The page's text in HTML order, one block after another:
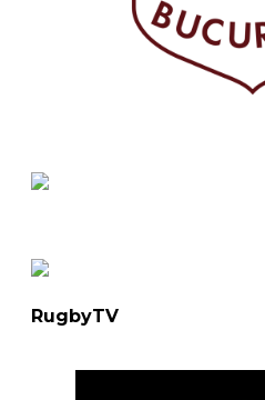
RugbyTV